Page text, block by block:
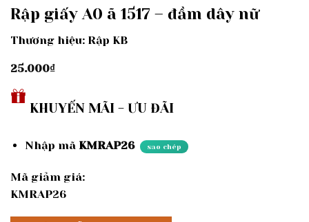
Rập giấy A0 ã 1517 – đầm dây nữ
Thương hiệu: Rập KB
25.000₫
KHUYẾN MÃI - ƯU ĐÃI
Nhập mã KMRAP26 sao chép
Mã giảm giá:
KMRAP26